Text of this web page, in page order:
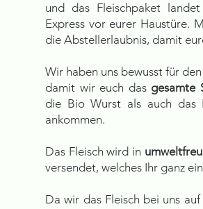
und das Fleischpaket
Express vor eurer Haustüre.
die Abstellerlaubnis, damit
Wir haben uns bewusst für
damit wir euch das gesamte
die Bio Wurst als auch das
ankommen.
Das Fleisch wird in
versendet, welches Ihr ganz
Da wir das Fleisch bei uns